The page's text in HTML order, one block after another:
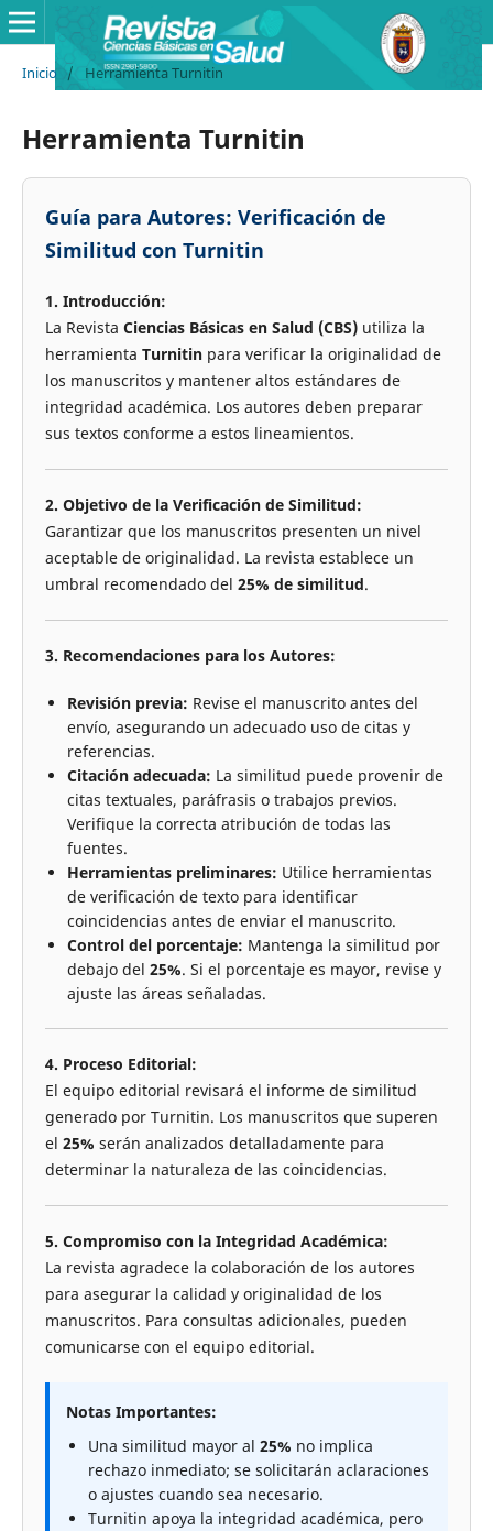
Inicio / Herramienta Turnitin
Herramienta Turnitin
Guía para Autores: Verificación de
Similitud con Turnitin
1. Introducción:
La Revista Ciencias Básicas en Salud (CBS)utiliza la
herramienta Turnitinpara verificar la originalidad de
los manuscritos y mantener altos estándares de
integridad académica. Los autores deben preparar
sus textos conforme a estos lineamientos.
2. Objetivo de la Verificación de Similitud:
Garantizar que los manuscritos presenten un nivel
aceptable de originalidad. La revista establece un
umbral recomendado del 25% de similitud.
3. Recomendaciones para los Autores:
Revisión previa: Revise el manuscrito antes del
envío, asegurando un adecuado uso de citas y
referencias.
Citación adecuada: La similitud puede provenir de
citas textuales, paráfrasis o trabajos previos.
Verifique la correcta atribución de todas las
fuentes.
Herramientas preliminares: Utilice herramientas
de verificación de texto para identificar
coincidencias antes de enviar el manuscrito.
Control del porcentaje: Mantenga la similitud por
debajo del 25%. Si el porcentaje es mayor, revise y
ajuste las áreas señaladas.
4. Proceso Editorial:
El equipo editorial revisará el informe de similitud
generado por Turnitin. Los manuscritos que superen
el 25% serán analizados detalladamente para
determinar la naturaleza de las coincidencias.
5. Compromiso con la Integridad Académica:
La revista agradece la colaboración de los autores
para asegurar la calidad y originalidad de los
manuscritos. Para consultas adicionales, pueden
comunicarse con el equipo editorial.
Notas Importantes:
Una similitud mayor al 25% no implica
rechazo inmediato; se solicitarán aclaraciones
o ajustes cuando sea necesario.
Turnitin apoya la integridad académica, pero